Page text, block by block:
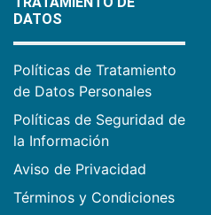
DATOS
Políticas de Tratamiento
de Datos Personales
Políticas de Seguridad de
la Información
Aviso de Privacidad
Términos y Condiciones